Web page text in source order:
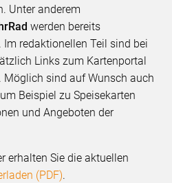
Unter anderem
werden bereits
redaktionellen Teil sind bei
Links zum Karten­portal
Möglich sind auf Wunsch auch
Beispiel zu Speisekarten
und Angeboten der
erhalten Sie die aktuellen
(PDF).